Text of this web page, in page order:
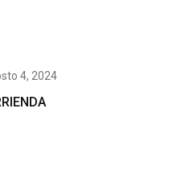
4, 2024